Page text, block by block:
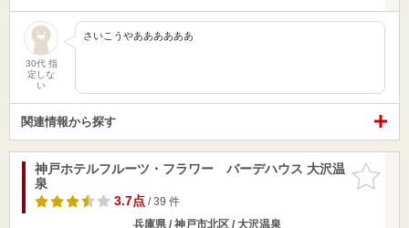
30代 指
定しな
い
さいこうやああああああ
関連情報から探す
お気に入
りに追加
神戸ホテルフルーツ・フラワー バーデハウス 大沢温
泉
3.7点/ 39 件
兵庫県 / 神戸市北区 / 大沢温泉